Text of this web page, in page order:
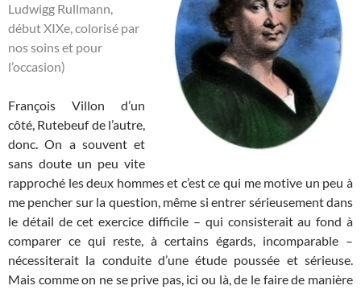
Ludwigg Rullmann,
début XIXe, colorisé par
nos soins et pour
l’occasion)
François Villon d’un
côté, Rutebeuf de l’autre,
donc. On a souvent et
sans doute un peu vite
rapproché les deux hommes et c’est ce qui me motive un peu à
me pencher sur la question, même si entrer sérieusement dans
le détail de cet exercice difficile – qui consisterait au fond à
comparer ce qui reste, à certains égards, incomparable –
nécessiterait la conduite d’une étude poussée et sérieuse.
Mais comme on ne se prive pas, ici ou là, de le faire de manière